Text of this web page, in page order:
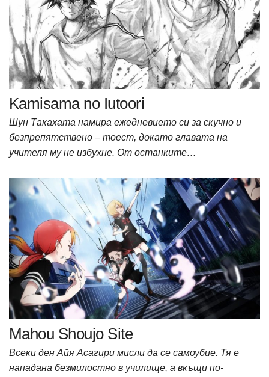
Kamisama no Iutoori
Шун Такахата намира ежедневието си за скучно и
безпрепятствено – тоест, докато главата на
учителя му не избухне. От останките…
Mahou Shoujo Site
Всеки ден Айя Асагири мисли да се самоубие. Тя е
нападана безмилостно в училище, а вкъщи по-